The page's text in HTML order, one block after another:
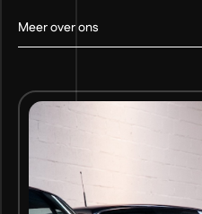
Meer over ons